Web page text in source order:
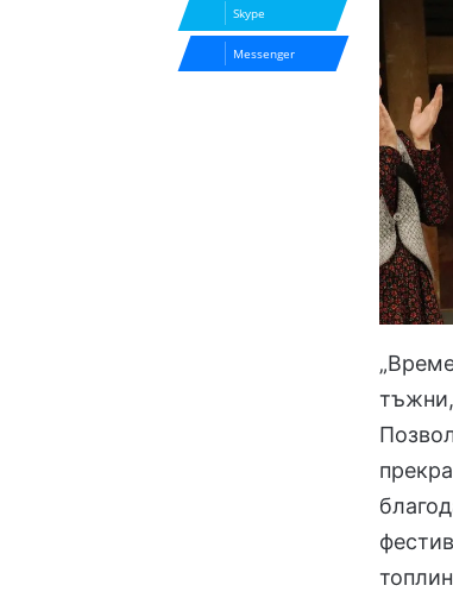
Skype
Messenger